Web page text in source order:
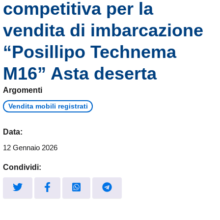
competitiva per la
vendita di imbarcazione
“Posillipo Technema
M16” Asta deserta
Argomenti
Vendita mobili registrati
Data:
12 Gennaio 2026
Condividi: